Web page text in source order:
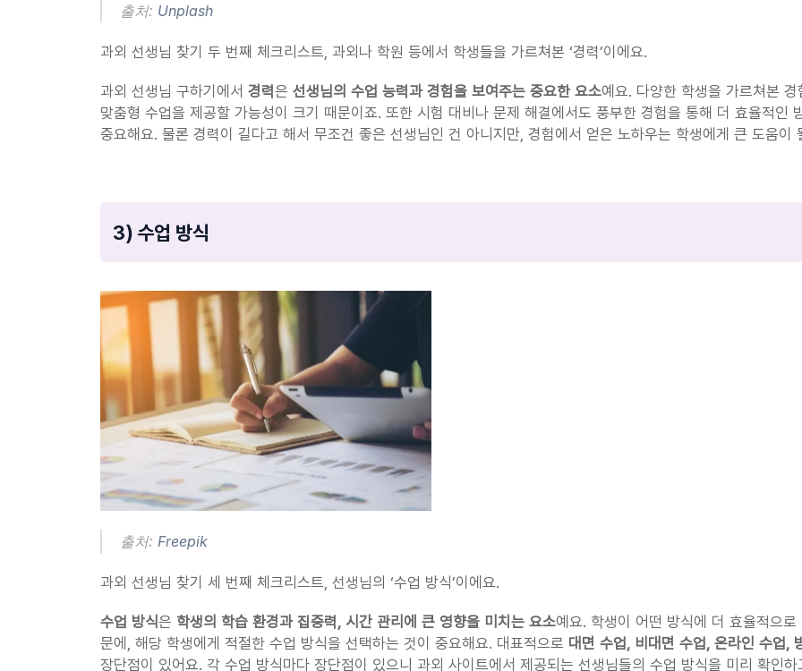
출처: Unplash
과외 선생님 찾기 두 번째 체크리스트, 과외나 학원 등에서 학생들을 가르쳐본 ‘경력’이에요.
과외 선생님 구하기에서 경력은 선생님의 수업 능력과 경험을 보여주는 중요한 요소예요. 다양한 학생을 가르쳐본
맞춤형 수업을 제공할 가능성이 크기 때문이죠. 또한 시험 대비나 문제 해결에서도 풍부한 경험을 통해 더 효율적인
중요해요. 물론 경력이 길다고 해서 무조건 좋은 선생님인 건 아니지만, 경험에서 얻은 노하우는 학생에게 큰 도움이
3) 수업 방식
출처: Freepik
과외 선생님 찾기 세 번째 체크리스트, 선생님의 ‘수업 방식’이에요.
수업 방식은 학생의 학습 환경과 집중력, 시간 관리에 큰 영향을 미치는 요소예요. 학생이 어떤 방식에 더 효율적으
문에, 해당 학생에게 적절한 수업 방식을 선택하는 것이 중요해요. 대표적으로 대면 수업, 비대면 수업, 온라인 수업,
장단점이 있어요. 각 수업 방식마다 장단점이 있으니 과외 사이트에서 제공되는 선생님들의 수업 방식을 미리 확인